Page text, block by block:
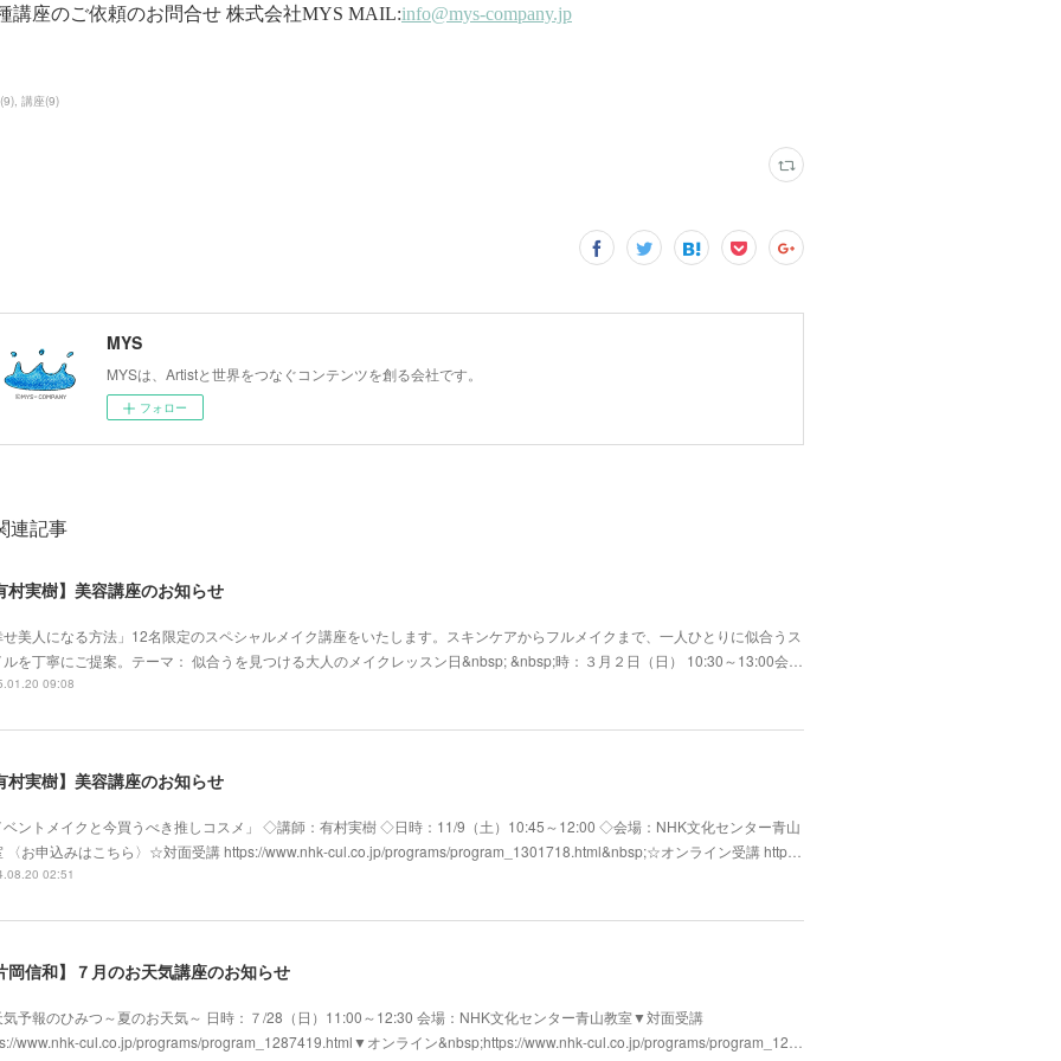
(9) 講座(9)
MYS
MYSは、Artistと世界をつなぐコンテンツを創る会社です。
フォロー
連記事
村実樹】美容講座のお知らせ
美人になる方法」12名限定のスペシャルメイク講座をいたします。スキンケアからフルメイクまで、一人ひとりに似合うス
を丁寧にご提案。テーマ： 似合うを見つける大人のメイクレッスン日&nbsp; &nbsp;時：３月２日（日） 10:30～13:00会…
09:08
村実樹】美容講座のお知らせ
ベントメイクと今買うべき推しコスメ」 ◇講師：有村実樹 ◇日時：11/9（土）10:45～12:00 ◇会場：NHK文化センター青山
〈お申込みはこちら〉☆対面受講 https://www.nhk-cul.co.jp/programs/program_1301718.html&nbsp;☆オンライン受講 http…
02:51
岡信和】７月のお天気講座のお知らせ
気予報のひみつ～夏のお天気～ 日時：７/28（日）11:00～12:30 会場：NHK文化センター青山教室▼対面受講
www.nhk-cul.co.jp/programs/program_1287419.html▼オンライン&nbsp;https://www.nhk-cul.co.jp/programs/program_12…